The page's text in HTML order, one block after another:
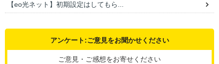
【eo光ネット】初期設定はしてもら...
アンケート:ご意見をお聞かせください
ご意見・ご感想をお寄せください